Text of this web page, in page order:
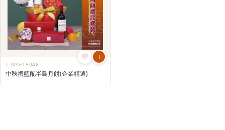
+
T-MAF15046
中秋禮籃配半島月餅(企業精選)